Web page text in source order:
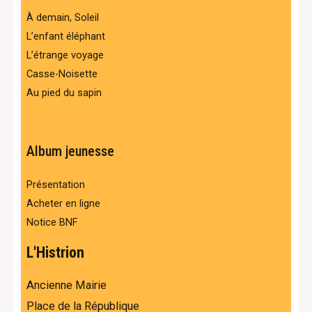
À demain, Soleil
L’enfant éléphant
L’étrange voyage
Casse-Noisette
Au pied du sapin
Album jeunesse
Présentation
Acheter en ligne
Notice BNF
L'Histrion
Ancienne Mairie
Place de la République